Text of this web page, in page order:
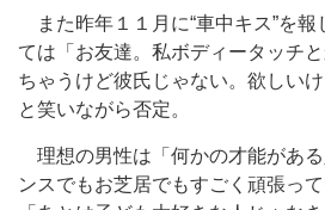
また昨年１１月に“車中キス”を報
ては「お友達。私ボディータッチ
ちゃうけど彼氏じゃない。欲しい
と笑いながら否定。
理想の男性は「何かの才能があ
ンスでもお芝居でもすごく頑張っ